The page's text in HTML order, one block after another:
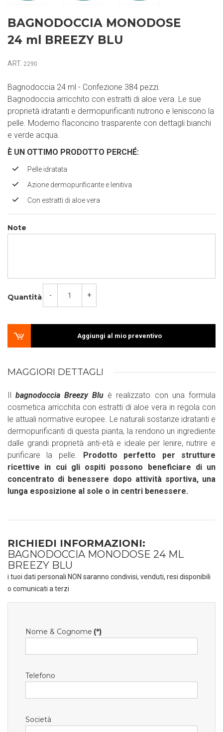
BAGNODOCCIA MONODOSE
24 ml BREEZY BLU
ART. 2290
Bagnodoccia 24 ml - Confezione 384 pezzi.
Bagnodoccia arricchito con estratti di aloe vera. Le sue
proprietà idratanti e dermopurificanti nutrono e leniscono la
pelle. Moderno flaconcino trasparente con dettagli bianchi
e verde acqua.
È UN OTTIMO PRODOTTO PERCHÉ:
Pelle idratata
Azione dermopurificante e lenitiva
Con estratti di aloe vera
Note
Quantità - +
Aggiungi al mio preventivo
MAGGIORI DETTAGLI
Il bagnodoccia Breezy Blu è realizzato con una formula
cosmetica arricchita con estratti di aloe vera in regola con
le attuali normative europee. Le naturali sostanze idratanti e
dermopurificanti di questa pianta, la rendono un ingrediente
dalle grandi proprietà anti-età e ideale per lenire, nutrire e
purificare la pelle. Prodotto perfetto per strutture
ricettive in cui gli ospiti possono beneficiare di un
concentrato di benessere dopo attività sportiva, una
lunga esposizione al sole o in centri benessere.
RICHIEDI INFORMAZIONI:
BAGNODOCCIA MONODOSE 24 ML
BREEZY BLU
i tuoi dati personali NON saranno condivisi, venduti, resi disponibili
o comunicati a terzi
Nome & Cognome (*)
Telefono
Società